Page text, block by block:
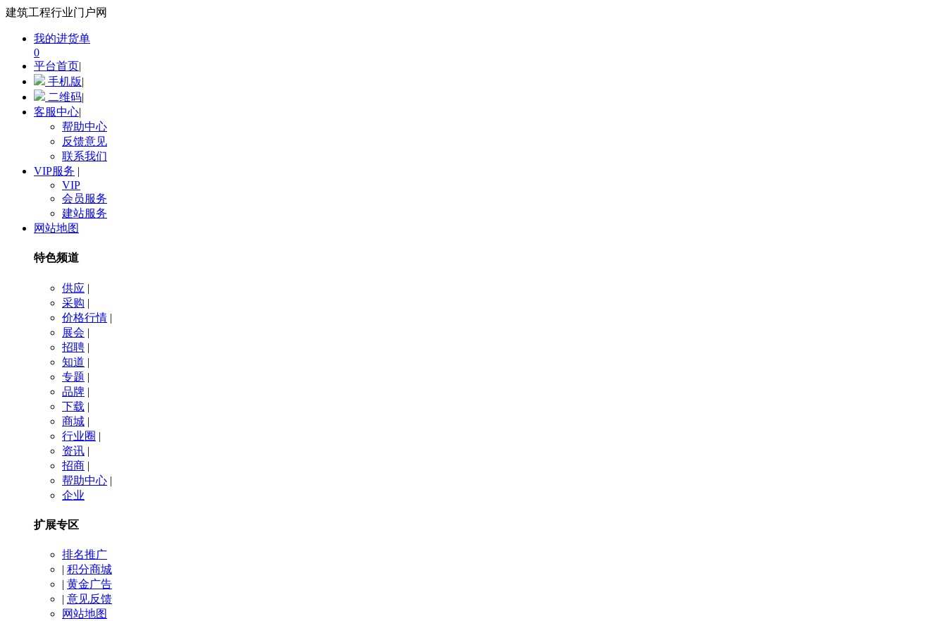
建筑工程行业门户网
我的进货单
0
平台首页|
手机版|
二维码|
客服中心|
帮助中心
反馈意见
联系我们
VIP服务 |
VIP
会员服务
建站服务
网站地图
特色频道
供应 |
采购 |
价格行情 |
展会 |
招聘 |
知道 |
专题 |
品牌 |
下载 |
商城 |
行业圈 |
资讯 |
招商 |
帮助中心 |
企业
扩展专区
排名推广
| 积分商城
| 黄金广告
| 意见反馈
网站地图